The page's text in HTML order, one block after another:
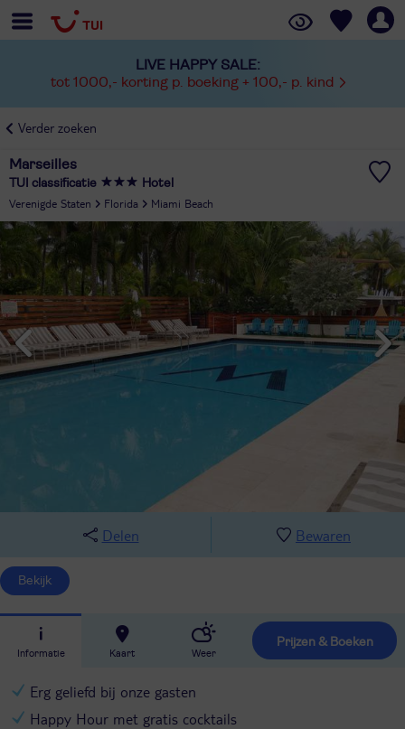
LIVE HAPPY SALE:
tot 1000,- korting p. boeking + 100,- p. kind
Verder zoeken
Marseilles
TUI classificatie Hotel
Verenigde Staten Florida Miami Beach
Delen Bewaren
Bekijk
Informatie Kaart Weer
Prijzen & Boeken
Erg geliefd bij onze gasten
Happy Hour met gratis cocktails